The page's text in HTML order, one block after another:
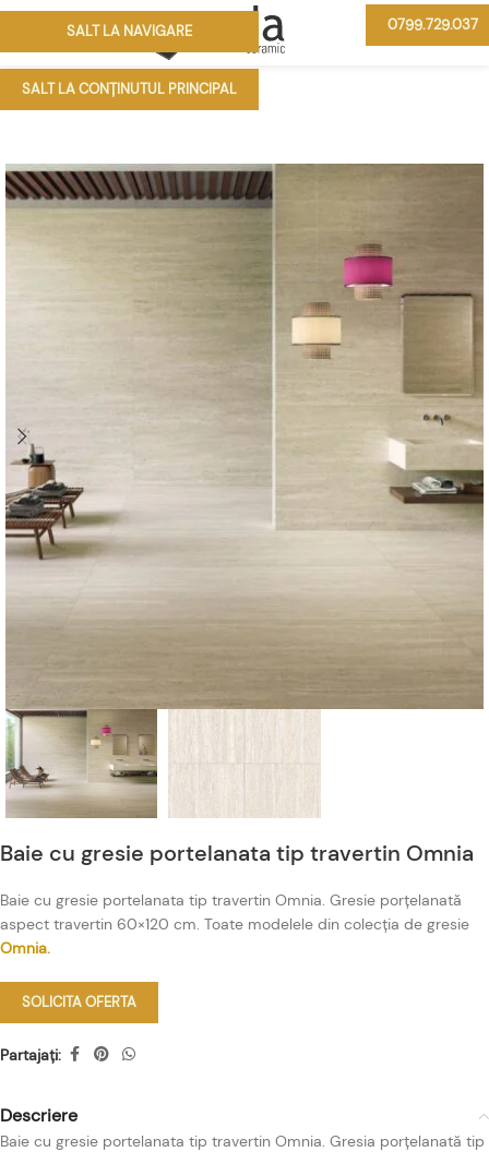
SALT LA NAVIGARE
SALT LA CONȚINUTUL PRINCIPAL
0799.729.037
Baie cu gresie portelanata tip travertin Omnia
Baie cu gresie portelanata tip travertin Omnia. Gresie porțelanată
aspect travertin 60×120 cm. Toate modelele din colecția de gresie
Omnia.
SOLICITA OFERTA
Partajați:
Descriere
Baie cu gresie portelanata tip travertin Omnia. Gresia porțelanată tip